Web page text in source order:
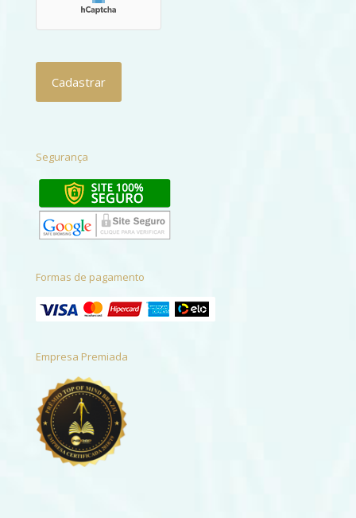
Segurança
Formas de pagamento
Empresa Premiada